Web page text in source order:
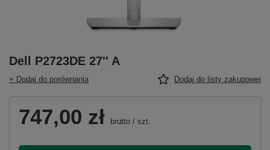
Dell P2723DE 27'' A
+ Dodaj do porównania Dodaj do listy zakupowej
747,00 zł brutto / szt.